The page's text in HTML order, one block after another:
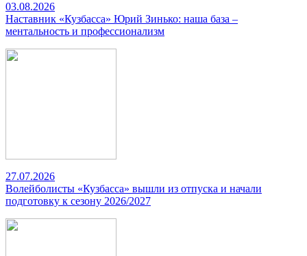
03.08.2026
Наставник «Кузбасса» Юрий Зинько: наша база –
ментальность и профессионализм
27.07.2026
Волейболисты «Кузбасса» вышли из отпуска и начали
подготовку к сезону 2026/2027